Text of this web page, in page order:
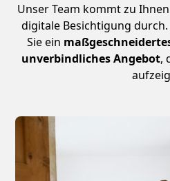
Unser Team kommt zu
digitale Besichtigung
Sie ein
unverbindliches Angebot,